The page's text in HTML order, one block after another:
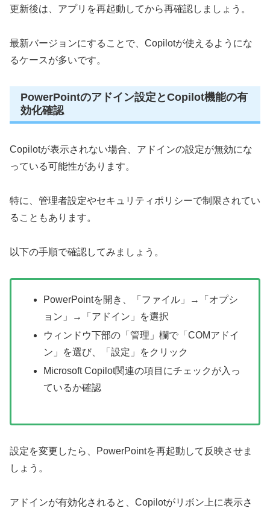
更新後は、アプリを再起動してから再確認しましょう。
最新バージョンにすることで、Copilotが使えるようにな
るケースが多いです。
PowerPointのアドイン設定とCopilot機能の有
効化確認
Copilotが表示されない場合、アドインの設定が無効にな
っている可能性があります。
特に、管理者設定やセキュリティポリシーで制限されてい
ることもあります。
以下の手順で確認してみましょう。
PowerPointを開き、「ファイル」→「オプシ
ョン」→「アドイン」を選択
ウィンドウ下部の「管理」欄で「COMアドイ
ン」を選び、「設定」をクリック
Microsoft Copilot関連の項目にチェックが入っ
ているか確認
設定を変更したら、PowerPointを再起動して反映させま
しょう。
アドインが有効化されると、Copilotがリボン上に表示さ